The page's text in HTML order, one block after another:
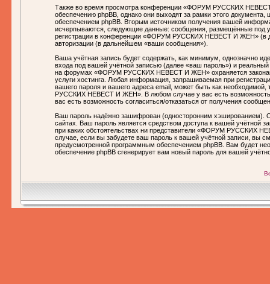
Также во время просмотра конференции «ФОРУМ РУССКИХ
обеспечению phpBB, однако они выходят за рамки этого
обеспечением phpBB. Вторым источником получения вашей
исчерпываются, следующие данные: сообщения, размещённые под
регистрации в конференции «ФОРУМ РУССКИХ НЕВЕСТ И ЖЕН» (в
авторизации (в дальнейшем «ваши сообщения»).
Ваша учётная запись будет содержать, как минимум, однозначно
входа под вашей учётной записью (далее «ваш пароль») и
на форумах «ФОРУМ РУССКИХ НЕВЕСТ И ЖЕН» охраняется
услуги хостинга. Любая информация, запрашиваемая при
вашего пароля и вашего адреса email, может быть как
РУССКИХ НЕВЕСТ И ЖЕН». В любом случае у вас есть возможность
вас есть возможность согласиться/отказаться от получения
Ваш пароль надёжно зашифрован (односторонним хэшированием).
сайтах. Ваш пароль является средством доступа к вашей
при каких обстоятельствах ни представители «ФОРУМ РУССКИХ
случае, если вы забудете ваш пароль к вашей учётной записи, вы
предусмотренной программным обеспечением phpBB. Вам будет
обеспечение phpBB сгенерирует вам новый пароль для вашей